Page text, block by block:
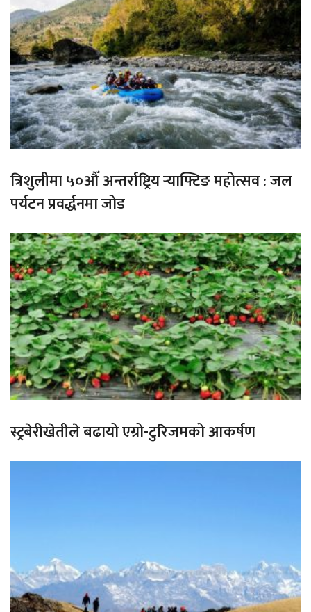
त्रिशुलीमा ५०औँ अन्तर्राष्ट्रिय र्‍याफ्टिङ महोत्सव : जल
पर्यटन प्रवर्द्धनमा जोड
स्ट्रबेरीखेतीले बढायो एग्रो-टुरिजमको आकर्षण